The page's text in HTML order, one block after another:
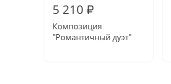
5 210 ₽
Композиция
"Романтичный дуэт"